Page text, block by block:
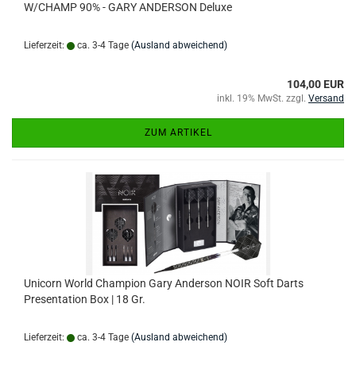
W/CHAMP 90% - GARY ANDERSON Deluxe
Lieferzeit: ca. 3-4 Tage (Ausland abweichend)
104,00 EUR
inkl. 19% MwSt. zzgl. Versand
ZUM ARTIKEL
Unicorn World Champion Gary Anderson NOIR Soft Darts
Presentation Box | 18 Gr.
Lieferzeit: ca. 3-4 Tage (Ausland abweichend)